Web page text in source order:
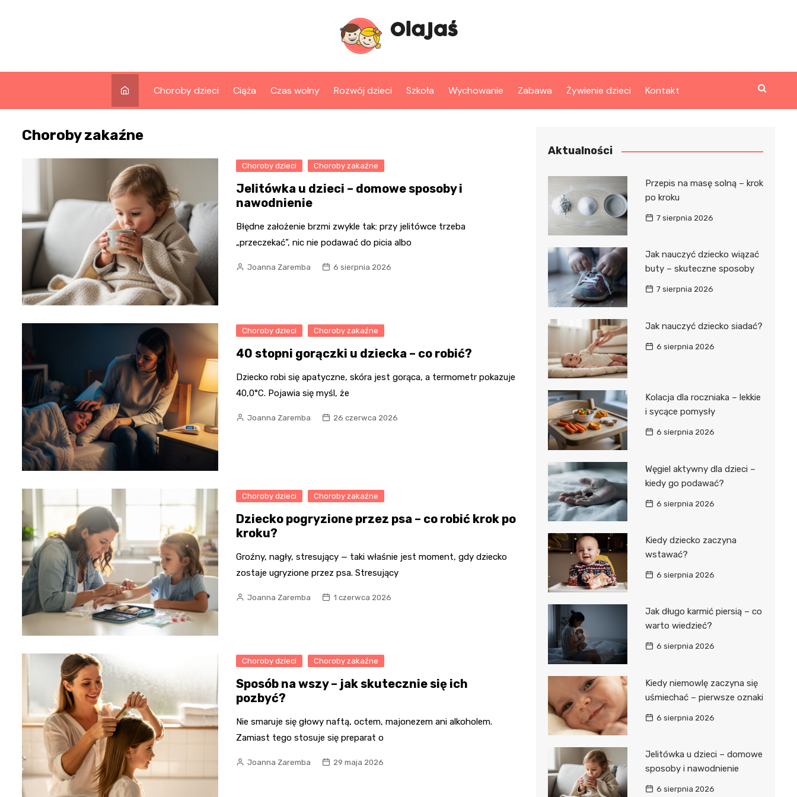
Choroby dzieci Ciąża Czas wolny Rozwój dzieci Szkoła Wychowanie Zabawa Żywienie dzieci Kontakt
Choroby zakaźne
Choroby dzieci Choroby zakaźne
Jelitówka u dzieci – domowe sposoby i
nawodnienie
Błędne założenie brzmi zwykle tak: przy jelitówce trzeba
„przeczekać”, nic nie podawać do picia albo
Joanna Zaremba 6 sierpnia 2026
Choroby dzieci Choroby zakaźne
40 stopni gorączki u dziecka – co robić?
Dziecko robi się apatyczne, skóra jest gorąca, a termometr pokazuje
40,0°C. Pojawia się myśl, że
Joanna Zaremba 26 czerwca 2026
Choroby dzieci Choroby zakaźne
Dziecko pogryzione przez psa – co robić krok po
kroku?
Groźny, nagły, stresujący — taki właśnie jest moment, gdy dziecko
zostaje ugryzione przez psa. Stresujący
Joanna Zaremba 1 czerwca 2026
Choroby dzieci Choroby zakaźne
Sposób na wszy – jak skutecznie się ich
pozbyć?
Nie smaruje się głowy naftą, octem, majonezem ani alkoholem.
Zamiast tego stosuje się preparat o
Joanna Zaremba 29 maja 2026
Aktualności
Przepis na masę solną – krok
po kroku
7 sierpnia 2026
Jak nauczyć dziecko wiązać
buty – skuteczne sposoby
7 sierpnia 2026
Jak nauczyć dziecko siadać?
6 sierpnia 2026
Kolacja dla roczniaka – lekkie
i sycące pomysły
6 sierpnia 2026
Węgiel aktywny dla dzieci –
kiedy go podawać?
6 sierpnia 2026
Kiedy dziecko zaczyna
wstawać?
6 sierpnia 2026
Jak długo karmić piersią – co
warto wiedzieć?
6 sierpnia 2026
Kiedy niemowlę zaczyna się
uśmiechać – pierwsze oznaki
6 sierpnia 2026
Jelitówka u dzieci – domowe
sposoby i nawodnienie
6 sierpnia 2026